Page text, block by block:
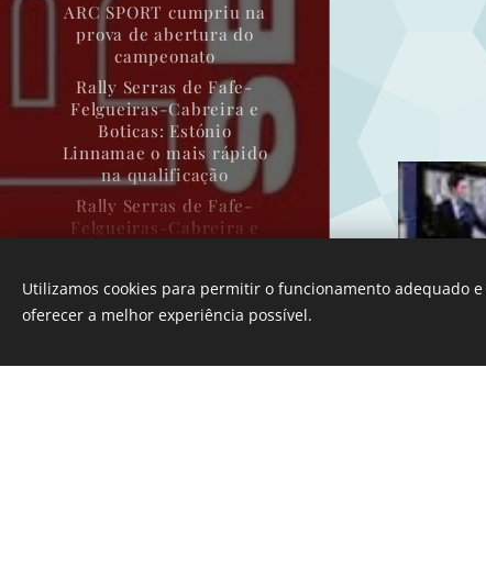
ARC SPORT cumpriu na
prova de abertura do
campeonato
Rally Serras de Fafe-
Felgueiras-Cabreira e
Boticas: Estónio
Linnamae o mais rápido
na qualificação
Rally Serras de Fafe-
Felgueiras-Cabreira e
“condições muito
difíceis”
para nova época com o
Desenvolvido por
Webnode
Utilizamos cookies para permitir o funcionamento adequado
oferecer a melhor experiência possível.